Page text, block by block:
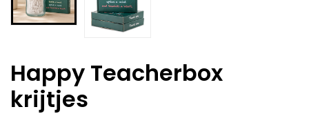
Happy Teacherbox
krijtjes